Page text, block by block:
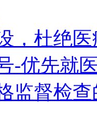
，杜绝
-优先就
监督检